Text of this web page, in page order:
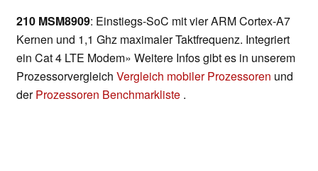
210 MSM8909: Einstiegs-SoC mit vier ARM Cortex-A7
Kernen und 1,1 Ghz maximaler Taktfrequenz. Integriert
ein Cat 4 LTE Modem» Weitere Infos gibt es in unserem
Prozessorvergleich Vergleich mobiler Prozessoren und
derProzessoren Benchmarkliste .